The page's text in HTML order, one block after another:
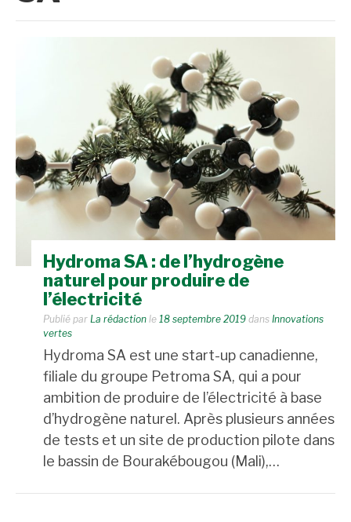
Hydroma SA : de l’hydrogène
naturel pour produire de
l’électricité
Publié par La rédaction le 18 septembre 2019 dans Innovations
vertes
Hydroma SA est une start-up canadienne,
filiale du groupe Petroma SA, qui a pour
ambition de produire de l’électricité à base
d’hydrogène naturel. Après plusieurs années
de tests et un site de production pilote dans
le bassin de Bourakébougou (Mali),…